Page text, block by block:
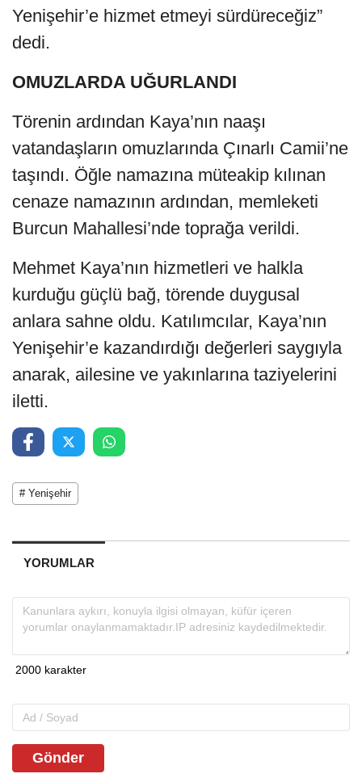
Yenişehir’e hizmet etmeyi sürdüreceğiz”
dedi.
OMUZLARDA UĞURLANDI
Törenin ardından Kaya’nın naaşı
vatandaşların omuzlarında Çınarlı Camii’ne
taşındı. Öğle namazına müteakip kılınan
cenaze namazının ardından, memleketi
Burcun Mahallesi’nde toprağa verildi.
Mehmet Kaya’nın hizmetleri ve halkla
kurduğu güçlü bağ, törende duygusal
anlara sahne oldu. Katılımcılar, Kaya’nın
Yenişehir’e kazandırdığı değerleri saygıyla
anarak, ailesine ve yakınlarına taziyelerini
iletti.
# Yenişehir
YORUMLAR
Gönder